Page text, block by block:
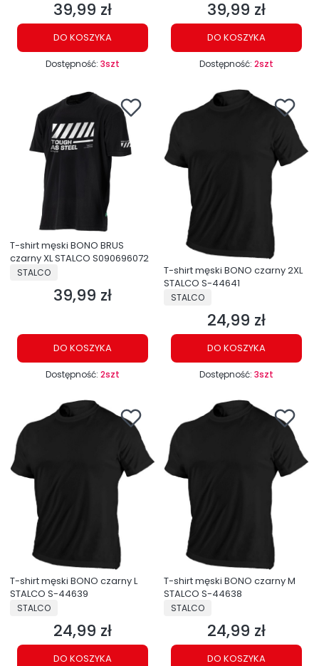
Cena
39,99 zł
DO KOSZYKA
Dostępność: 3szt
Cena
39,99 zł
DO KOSZYKA
Dostępność: 2szt
T-shirt męski BONO BRUS
czarny XL STALCO S090696072
PRODUCENT
STALCO
Cena
39,99 zł
DO KOSZYKA
Dostępność: 2szt
T-shirt męski BONO czarny 2XL
STALCO S-44641
PRODUCENT
STALCO
Cena
24,99 zł
DO KOSZYKA
Dostępność: 3szt
T-shirt męski BONO czarny L
STALCO S-44639
PRODUCENT
STALCO
Cena
24,99 zł
DO KOSZYKA
T-shirt męski BONO czarny M
STALCO S-44638
PRODUCENT
STALCO
Cena
24,99 zł
DO KOSZYKA